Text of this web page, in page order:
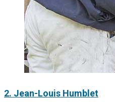
2. Jean-Louis Humblet